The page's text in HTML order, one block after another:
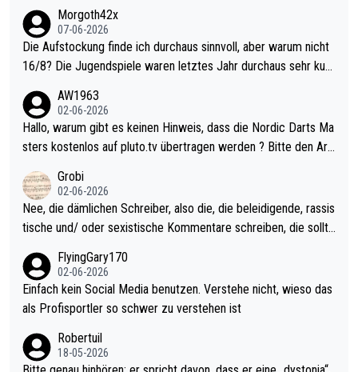
Morgoth42x
07-06-2026
Die Aufstockung finde ich durchaus sinnvoll, aber warum nicht
16/8? Die Jugendspiele waren letztes Jahr durchaus sehr kurz
Allerdings ist Mitchell Lawrie als Nummer 1 der Welt eh qualifi
ziert. Somit ändert die automatische Qualifikation des Weltmei
sters erstmal nichts. Ich denke sie wollen damit für nächstes J
ohl wenig WDF Turniere spielen. Dies war bei Archie Self letzt
es Jahr der Fall. Er musste als amtierender Weltmeister durch
den Qualifier und ich glaube kaum, dass Mitchel sich das (in Ve
el hat.
AW1963
02-06-2026
Hallo, warum gibt es keinen Hinweis, dass die Nordic Darts Ma
sters kostenlos auf pluto.tv übertragen werden ? Bitte den Arti
Grobi
02-06-2026
Nee, die dämlichen Schreiber, also die, die beleidigende, rassis
tische und/ oder sexistische Kommentare schreiben, die sollte
s Leben in den Griff kriegen. Nur eins wundert mich: Luke Little
r war doch neulich erst derjenige, der über Social Media GvV p
rovoziert hat. Und Littlers Mutter schießt öfters mal gegen Ric
FlyingGary170
02-06-2026
Einfach kein Social Media benutzen. Verstehe nicht, wieso das
als Profisportler so schwer zu verstehen ist
Robertuil
18-05-2026